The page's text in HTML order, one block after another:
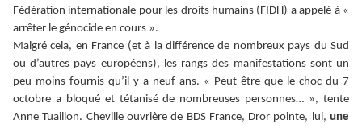
Fédération internationale pour les droits humains (FIDH) a appelé à «
arrêter le génocide en cours ».
Malgré cela, en France (et à la différence de nombreux pays du Sud
ou d’autres pays européens), les rangs des manifestations sont un
peu moins fournis qu’il y a neuf ans. « Peut-être que le choc du 7
octobre a bloqué et tétanisé de nombreuses personnes… », tente
Anne Tuaillon. Cheville ouvrière de BDS France, Dror pointe, lui, une